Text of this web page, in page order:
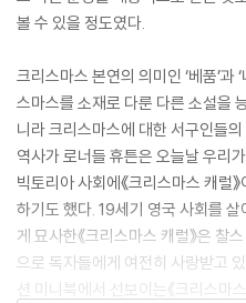
볼 수 있을 정도였다.
크리스마스 본연의 의미인 ‘베품’과
스마스를 소재로 다룬 다른 소설을
니라 크리스마스에 대한 서구인들
역사가 로너들 휴튼은 오늘날 우리
빅토리아 사회에《크리스마스 캐럴
하기도 했다. 19세기 영국 사회를
게 묘사한《크리스마스 캐럴》은 찰
으로 독자들에게 여전히 사랑받고
션 미니북에서 선보이는《크리스마